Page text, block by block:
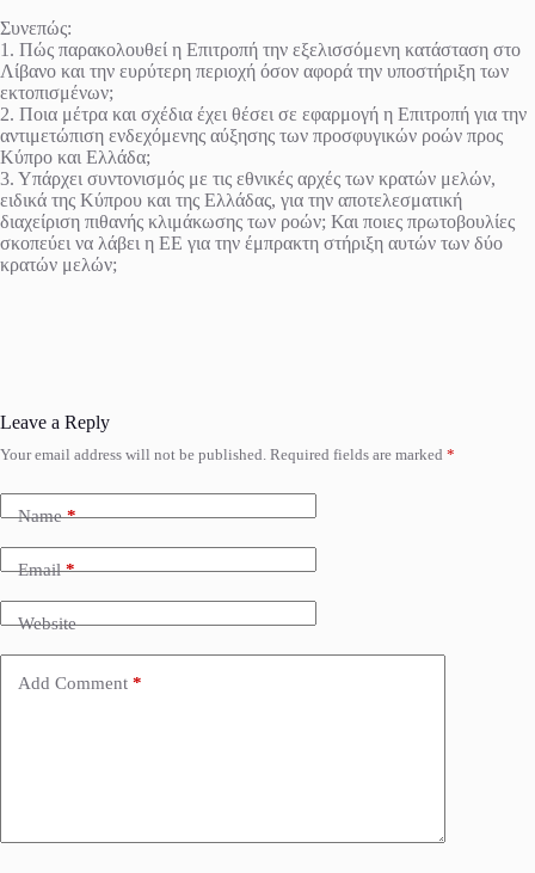
Συνεπώς:
1. Πώς παρακολουθεί η Επιτροπή την εξελισσόμενη κατάσταση στο
Λίβανο και την ευρύτερη περιοχή όσον αφορά την υποστήριξη των
εκτοπισμένων;
2. Ποια μέτρα και σχέδια έχει θέσει σε εφαρμογή η Επιτροπή για την
αντιμετώπιση ενδεχόμενης αύξησης των προσφυγικών ροών προς
Κύπρο και Ελλάδα;
3. Υπάρχει συντονισμός με τις εθνικές αρχές των κρατών μελών,
ειδικά της Κύπρου και της Ελλάδας, για την αποτελεσματική
διαχείριση πιθανής κλιμάκωσης των ροών; Και ποιες πρωτοβουλίες
σκοπεύει να λάβει η ΕΕ για την έμπρακτη στήριξη αυτών των δύο
κρατών μελών;
Leave a Reply
Your email address will not be published. Required fields are marked *
Name*
Email*
Website
Add Comment *